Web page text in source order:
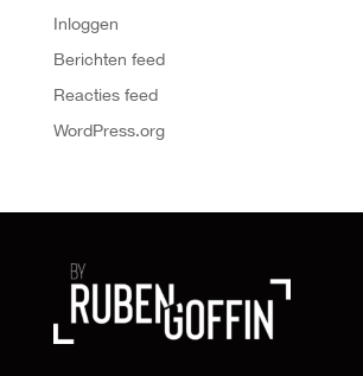
Inloggen
Berichten feed
Reacties feed
WordPress.org